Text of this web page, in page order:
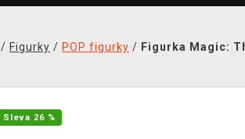
/ Figurky / POP figurky / Figurka Magic:
Sleva 26 %